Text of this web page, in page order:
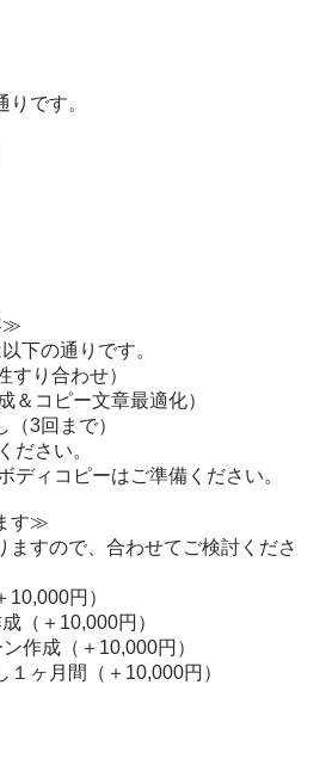
です。
≫
下の通りです。
すり合わせ）
＆コピー文章最適化）
（3回まで）
ださい。
ィコピーはご準備ください。
す≫
ますので、合わせてご検討くださ
10,000円）
（＋10,000円）
作成（＋10,000円）
１ヶ月間（＋10,000円）